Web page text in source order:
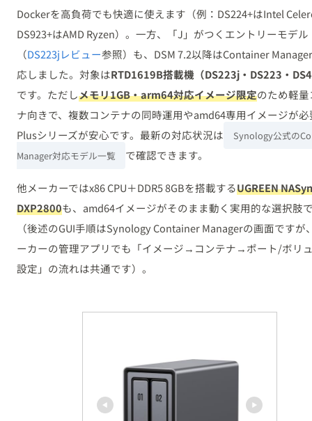
Dockerを高負荷でも快適に使えます（例：DS224+はIntel
DS923+はAMD Ryzen）。一方、「J」がつくエントリーモデル
（DS223jレビュー参照）も、DSM 7.2以降はContainer
応しました。対象はRTD1619B搭載機（DS223j・DS223・
です。ただしメモリ1GB・arm64対応イメージ限定のため軽
ナ向きで、複数コンテナの同時運用やamd64専用イメージが
Plusシリーズが安心です。最新の対応状況は
Synology公式の
Manager対応モデル一覧
で確認できます。
他メーカーではx86 CPU＋DDR5 8GBを搭載するUGREEN
DXP2800も、amd64イメージがそのまま動く実用的な選択肢
（後述のGUI手順はSynology Container Managerの画面ですが
ーカーの管理アプリでも「イメージ→コンテナ→ポート/ボリ
設定」の流れは共通です）。